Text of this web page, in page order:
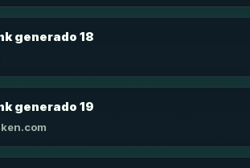
generado 18
generado 19